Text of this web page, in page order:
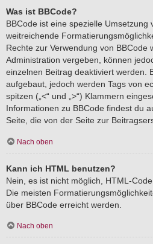
Was ist BBCode?
BBCode ist eine spezielle Umsetzung
weitreichende
Rechte zur Verwendung von BBCode
Administration vergeben, können
einzelnen Beitrag deaktiviert werden.
aufgebaut, jedoch werden Tags von
spitzen („<“ und „>“) Klammern
Informationen zu BBCode findest du
Seite, die von der Seite zur
Nach oben
Kann ich HTML benutzen?
Nein, es ist nicht möglich, HTML-
Die meisten
über BBCode erreicht werden.
Nach oben